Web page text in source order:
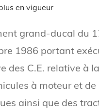
en vigueur
grand-ducal du
1986 portant
des C.E. relative à
à moteur et de
ainsi que des